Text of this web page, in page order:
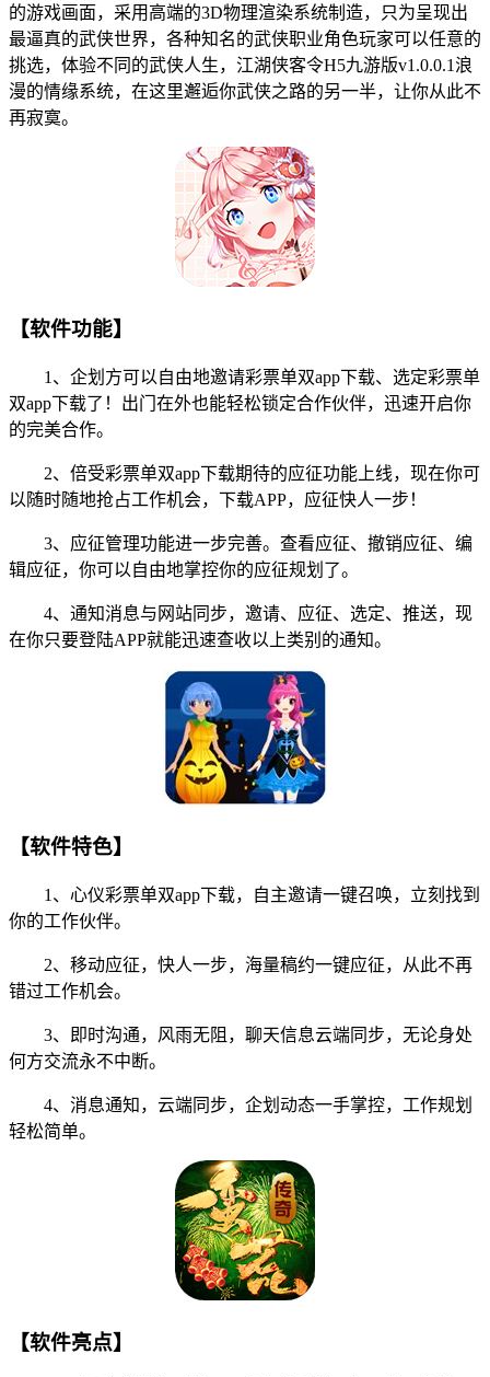
的游戏画面，采用高端的3D物理渲染系统制造，只为呈现出
最逼真的武侠世界，各种知名的武侠职业角色玩家可以任意的
挑选，体验不同的武侠人生，江湖侠客令H5九游版v1.0.0.1浪
漫的情缘系统，在这里邂逅你武侠之路的另一半，让你从此不
再寂寞。
【软件功能】
1、企划方可以自由地邀请彩票单双app下载、选定彩票单
双app下载了！出门在外也能轻松锁定合作伙伴，迅速开启你
的完美合作。
2、倍受彩票单双app下载期待的应征功能上线，现在你可
以随时随地抢占工作机会，下载APP，应征快人一步！
3、应征管理功能进一步完善。查看应征、撤销应征、编
辑应征，你可以自由地掌控你的应征规划了。
4、通知消息与网站同步，邀请、应征、选定、推送，现
在你只要登陆APP就能迅速查收以上类别的通知。
【软件特色】
1、心仪彩票单双app下载，自主邀请一键召唤，立刻找到
你的工作伙伴。
2、移动应征，快人一步，海量稿约一键应征，从此不再
错过工作机会。
3、即时沟通，风雨无阻，聊天信息云端同步，无论身处
何方交流永不中断。
4、消息通知，云端同步，企划动态一手掌控，工作规划
轻松简单。
【软件亮点】